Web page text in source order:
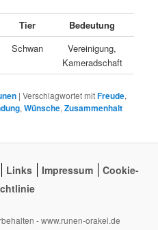
Tier
Bedeutung
Schwan
Vereinigung,
Kameradschaft
|Verschlagwortet mitFreude,
,Wünsche,Zusammenhalt
Links Impressum
Cookie-
- www.runen-orakel.de